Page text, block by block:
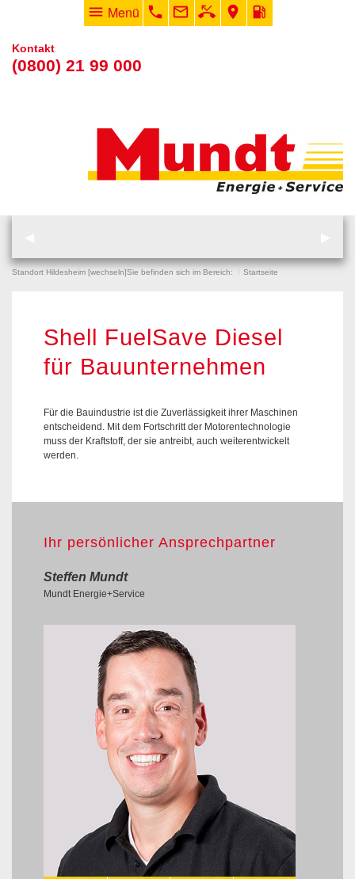
menu Menü phone mail_outline phone_missed room local_gas_station
Kontakt
(0800) 21 99 000
Standort Hildesheim [wechseln]Sie befinden sich im Bereich: Startseite
Shell FuelSave Diesel
für Bauunternehmen
Für die Bauindustrie ist die Zuverlässigkeit ihrer Maschinen
entscheidend. Mit dem Fortschritt der Motorentechnologie
muss der Kraftstoff, der sie antreibt, auch weiterentwickelt
werden.
Ihr persönlicher Ansprechpartner
Steffen Mundt
Mundt Energie+Service